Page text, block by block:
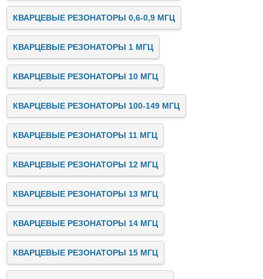
КВАРЦЕВЫЕ РЕЗОНАТОРЫ 0,6-0,9 МГЦ
КВАРЦЕВЫЕ РЕЗОНАТОРЫ 1 МГЦ
КВАРЦЕВЫЕ РЕЗОНАТОРЫ 10 МГЦ
КВАРЦЕВЫЕ РЕЗОНАТОРЫ 100-149 МГЦ
КВАРЦЕВЫЕ РЕЗОНАТОРЫ 11 МГЦ
КВАРЦЕВЫЕ РЕЗОНАТОРЫ 12 МГЦ
КВАРЦЕВЫЕ РЕЗОНАТОРЫ 13 МГЦ
КВАРЦЕВЫЕ РЕЗОНАТОРЫ 14 МГЦ
КВАРЦЕВЫЕ РЕЗОНАТОРЫ 15 МГЦ